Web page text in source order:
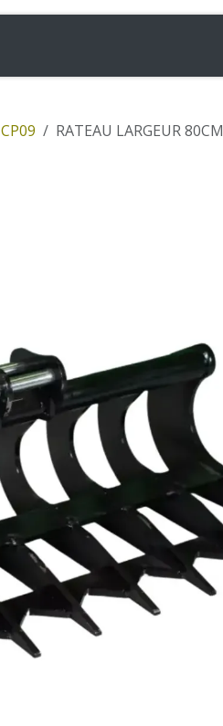
CP09 RATEAU LARGEUR 80CM